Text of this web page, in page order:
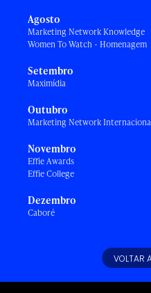
Agosto
Marketing Network Knowledge
Women To Watch - Homenagem
Setembro
Maximídia
Outubro
Marketing Network
Novembro
Effie Awards
Effie College
Dezembro
Caboré
VOLTAR